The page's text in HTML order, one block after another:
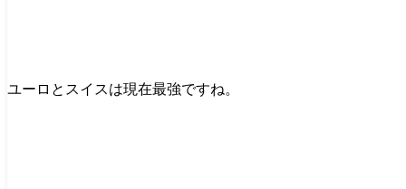
ユーロとスイスは現在最強ですね。